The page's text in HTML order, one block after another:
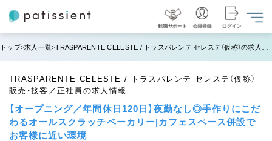
転職サポート 会員登録 ログイン
トップ 求人一覧
TRASPARENTE CELESTE / トラスパレンテ セレステ（仮称）
販売・接客／正社員の求人情報
【オープニング／年間休日120日】夜勤なし◎手作りにこだ
わるオールスクラッチベーカリー|カフェスペース併設で
お客様に近い環境